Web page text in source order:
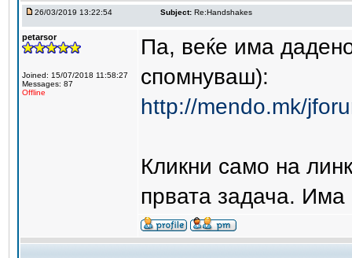
26/03/2019 13:22:54 Subject: Re:Handshakes
petarsor
Joined: 15/07/2018 11:58:27
Messages: 87
Offline
Па, веќе има
спомнуваш):
http://mendo.mk/
Кликни само на
првата задача.